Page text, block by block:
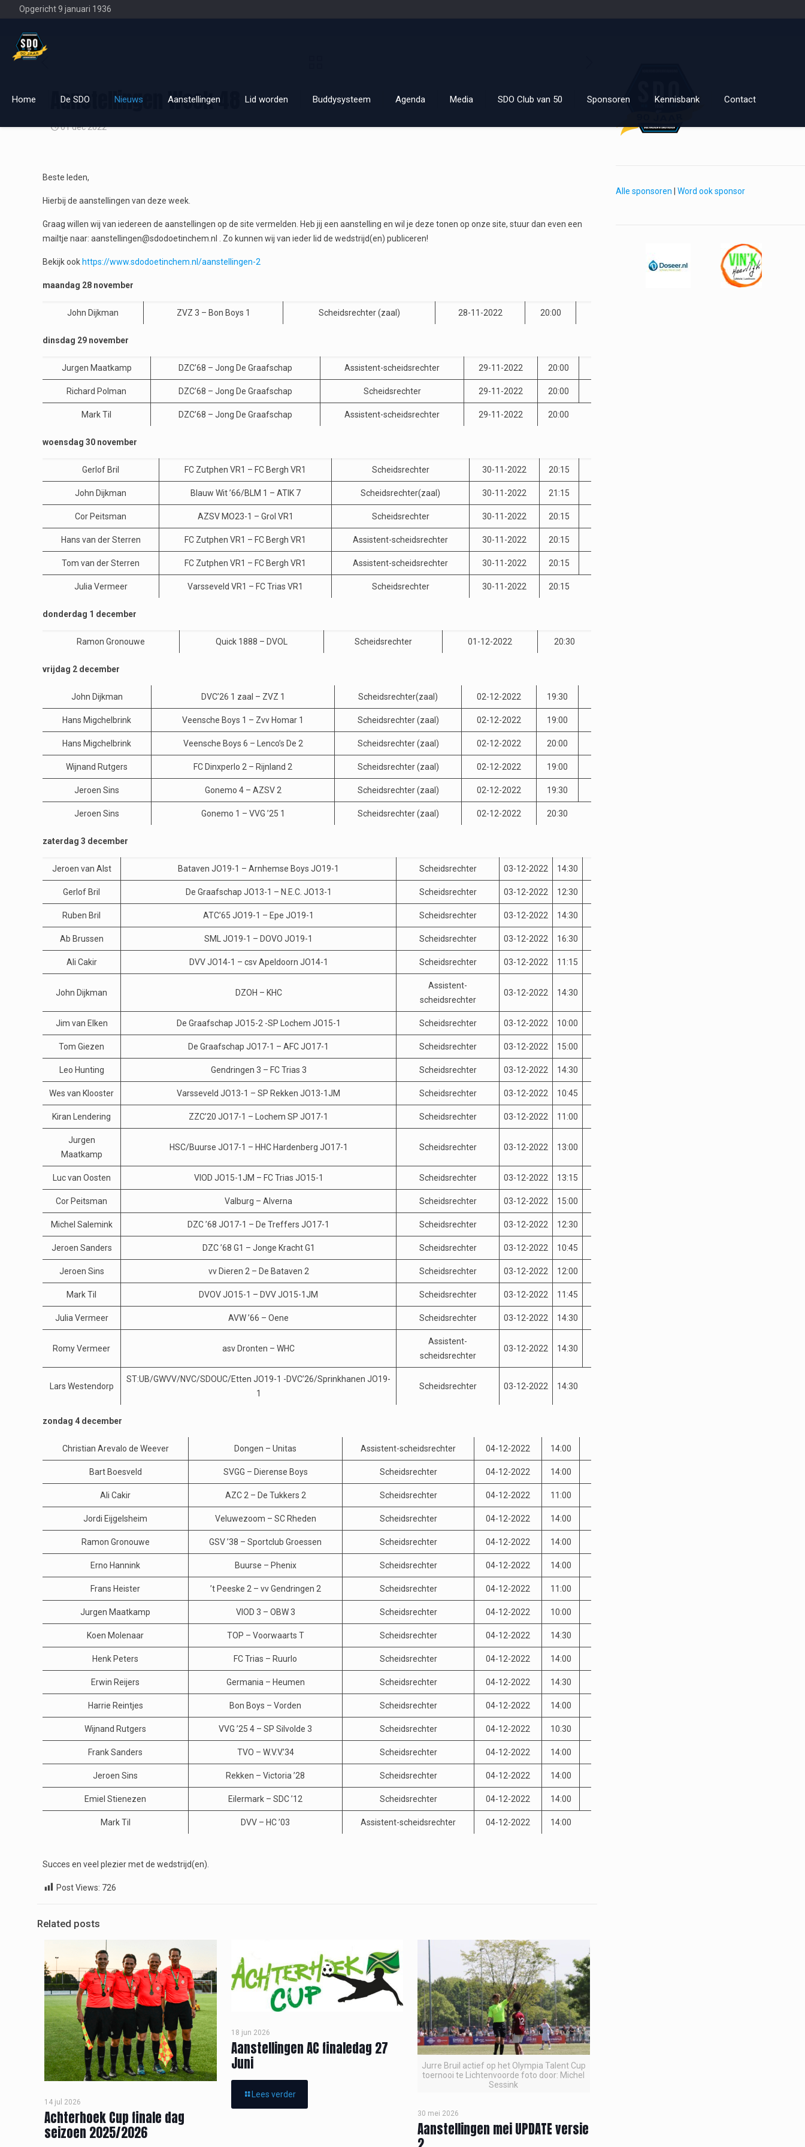
Opgericht 9 januari 1936
Home De SDO Nieuws Aanstellingen Lid worden Buddysysteem Agenda Media SDO Club van 50 Sponsoren Kennisbank Contact
Aanstellingen Week 48
01 dec 2022
Beste leden,
Hierbij de aanstellingen van deze week.
Graag willen wij van iedereen de aanstellingen op de site vermelden. Heb jij een aanstelling en wil je deze tonen op onze site, stuur dan even een
mailtje naar: aanstellingen@sdodoetinchem.nl . Zo kunnen wij van ieder lid de wedstrijd(en) publiceren!
Bekijk ook https://www.sdodoetinchem.nl/aanstellingen-2
maandag 28 november
John Dijkman ZVZ 3 – Bon Boys 1 Scheidsrechter (zaal) 28-11-2022 20:00
dinsdag 29 november
Jurgen Maatkamp DZC’68 – Jong De Graafschap Assistent-scheidsrechter 29-11-2022 20:00
Richard Polman DZC’68 – Jong De Graafschap Scheidsrechter 29-11-2022 20:00
Mark Til DZC’68 – Jong De Graafschap Assistent-scheidsrechter 29-11-2022 20:00
woensdag 30 november
Gerlof Bril FC Zutphen VR1 – FC Bergh VR1 Scheidsrechter 30-11-2022 20:15
John Dijkman Blauw Wit ’66/BLM 1 – ATIK 7 Scheidsrechter(zaal) 30-11-2022 21:15
Cor Peitsman AZSV MO23-1 – Grol VR1 Scheidsrechter 30-11-2022 20:15
Hans van der Sterren FC Zutphen VR1 – FC Bergh VR1 Assistent-scheidsrechter 30-11-2022 20:15
Tom van der Sterren FC Zutphen VR1 – FC Bergh VR1 Assistent-scheidsrechter 30-11-2022 20:15
Julia Vermeer Varsseveld VR1 – FC Trias VR1 Scheidsrechter 30-11-2022 20:15
donderdag 1 december
Ramon Gronouwe Quick 1888 – DVOL Scheidsrechter 01-12-2022 20:30
vrijdag 2 december
John Dijkman DVC’26 1 zaal – ZVZ 1 Scheidsrechter(zaal) 02-12-2022 19:30
Hans Migchelbrink Veensche Boys 1 – Zvv Homar 1 Scheidsrechter (zaal) 02-12-2022 19:00
Hans Migchelbrink Veensche Boys 6 – Lenco’s De 2 Scheidsrechter (zaal) 02-12-2022 20:00
Wijnand Rutgers FC Dinxperlo 2 – Rijnland 2 Scheidsrechter (zaal) 02-12-2022 19:00
Jeroen Sins Gonemo 4 – AZSV 2 Scheidsrechter (zaal) 02-12-2022 19:30
Jeroen Sins Gonemo 1 – VVG ’25 1 Scheidsrechter (zaal) 02-12-2022 20:30
zaterdag 3 december
Jeroen van Alst Bataven JO19-1 – Arnhemse Boys JO19-1 Scheidsrechter 03-12-2022 14:30
Gerlof Bril De Graafschap JO13-1 – N.E.C. JO13-1 Scheidsrechter 03-12-2022 12:30
Ruben Bril ATC’65 JO19-1 – Epe JO19-1 Scheidsrechter 03-12-2022 14:30
Ab Brussen SML JO19-1 – DOVO JO19-1 Scheidsrechter 03-12-2022 16:30
Ali Cakir DVV JO14-1 – csv Apeldoorn JO14-1 Scheidsrechter 03-12-2022 11:15
John Dijkman DZOH – KHC
Assistent-
scheidsrechter
03-12-2022 14:30
Jim van Elken De Graafschap JO15-2 -SP Lochem JO15-1 Scheidsrechter 03-12-2022 10:00
Tom Giezen De Graafschap JO17-1 – AFC JO17-1 Scheidsrechter 03-12-2022 15:00
Leo Hunting Gendringen 3 – FC Trias 3 Scheidsrechter 03-12-2022 14:30
Wes van Klooster Varsseveld JO13-1 – SP Rekken JO13-1JM Scheidsrechter 03-12-2022 10:45
Kiran Lendering ZZC’20 JO17-1 – Lochem SP JO17-1 Scheidsrechter 03-12-2022 11:00
Jurgen
Maatkamp
HSC/Buurse JO17-1 – HHC Hardenberg JO17-1 Scheidsrechter 03-12-2022 13:00
Luc van Oosten VIOD JO15-1JM – FC Trias JO15-1 Scheidsrechter 03-12-2022 13:15
Cor Peitsman Valburg – Alverna Scheidsrechter 03-12-2022 15:00
Michel Salemink DZC ’68 JO17-1 – De Treffers JO17-1 Scheidsrechter 03-12-2022 12:30
Jeroen Sanders DZC ’68 G1 – Jonge Kracht G1 Scheidsrechter 03-12-2022 10:45
Jeroen Sins vv Dieren 2 – De Bataven 2 Scheidsrechter 03-12-2022 12:00
Mark Til DVOV JO15-1 – DVV JO15-1JM Scheidsrechter 03-12-2022 11:45
Julia Vermeer AVW ’66 – Oene Scheidsrechter 03-12-2022 14:30
Romy Vermeer asv Dronten – WHC
Assistent-
scheidsrechter
03-12-2022 14:30
Lars Westendorp
ST:UB/GWVV/NVC/SDOUC/Etten JO19-1 -DVC’26/Sprinkhanen JO19-
1
Scheidsrechter 03-12-2022 14:30
zondag 4 december
Christian Arevalo de Weever Dongen – Unitas Assistent-scheidsrechter 04-12-2022 14:00
Bart Boesveld SVGG – Dierense Boys Scheidsrechter 04-12-2022 14:00
Ali Cakir AZC 2 – De Tukkers 2 Scheidsrechter 04-12-2022 11:00
Jordi Eijgelsheim Veluwezoom – SC Rheden Scheidsrechter 04-12-2022 14:00
Ramon Gronouwe GSV ’38 – Sportclub Groessen Scheidsrechter 04-12-2022 14:00
Erno Hannink Buurse – Phenix Scheidsrechter 04-12-2022 14:00
Frans Heister ’t Peeske 2 – vv Gendringen 2 Scheidsrechter 04-12-2022 11:00
Jurgen Maatkamp VIOD 3 – OBW 3 Scheidsrechter 04-12-2022 10:00
Koen Molenaar TOP – Voorwaarts T Scheidsrechter 04-12-2022 14:30
Henk Peters FC Trias – Ruurlo Scheidsrechter 04-12-2022 14:00
Erwin Reijers Germania – Heumen Scheidsrechter 04-12-2022 14:30
Harrie Reintjes Bon Boys – Vorden Scheidsrechter 04-12-2022 14:00
Wijnand Rutgers VVG ’25 4 – SP Silvolde 3 Scheidsrechter 04-12-2022 10:30
Frank Sanders TVO – W.V.V.’34 Scheidsrechter 04-12-2022 14:00
Jeroen Sins Rekken – Victoria ’28 Scheidsrechter 04-12-2022 14:00
Emiel Stienezen Eilermark – SDC ’12 Scheidsrechter 04-12-2022 14:00
Mark Til DVV – HC ’03 Assistent-scheidsrechter 04-12-2022 14:00
Succes en veel plezier met de wedstrijd(en).
Post Views: 726
Related posts
14 jul 2026
Achterhoek Cup finale dag
seizoen 2025/2026
18 jun 2026
Aanstellingen AC finaledag 27
Juni
Lees verder
Jurre Bruil actief op het Olympia Talent Cup
toernooi te Lichtenvoorde foto door: Michel
Sessink
30 mei 2026
Aanstellingen mei UPDATE versie
Alle sponsoren Word ook sponsor